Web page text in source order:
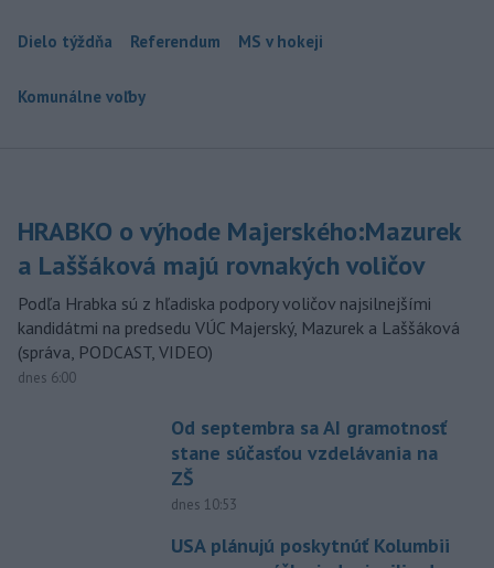
Dielo týždňa Referendum MS v hokeji
Komunálne voľby
HRABKO o výhode Majerského:Mazurek
a Laššáková majú rovnakých voličov
Podľa Hrabka sú z hľadiska podpory voličov najsilnejšími
kandidátmi na predsedu VÚC Majerský, Mazurek a Laššáková
(správa, PODCAST, VIDEO)
dnes 6:00
Od septembra sa AI gramotnosť
stane súčasťou vzdelávania na
ZŠ
dnes 10:53
USA plánujú poskytnúť Kolumbii